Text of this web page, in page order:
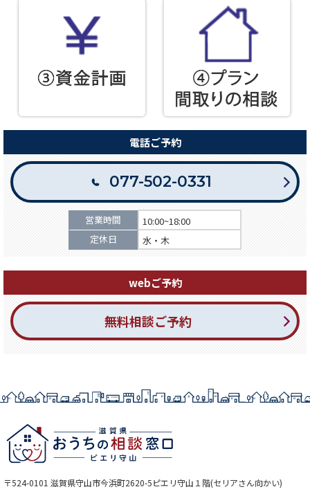
電話ご予約
077-502-0331
営業時間
10:00~18:00
定休日
水・木
webご予約
無料相談ご予約
〒524-0101 滋賀県守山市今浜町2620-5ピエリ守山１階(セリアさん向かい)